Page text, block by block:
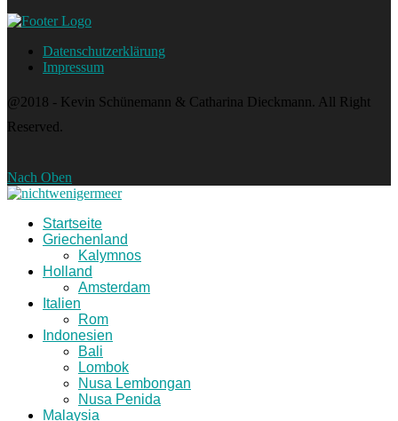
Datenschutzerklärung
Impressum
@2018 - Kevin Schünemann & Catharina Dieckmann. All Right
Reserved.
Nach Oben
Startseite
Griechenland
Kalymnos
Holland
Amsterdam
Italien
Rom
Indonesien
Bali
Lombok
Nusa Lembongan
Nusa Penida
Malaysia